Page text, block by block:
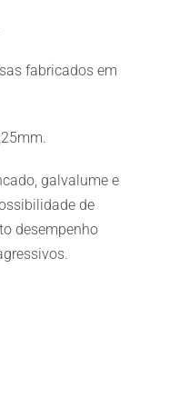
fabricados em
galvalume e
de
desempenho